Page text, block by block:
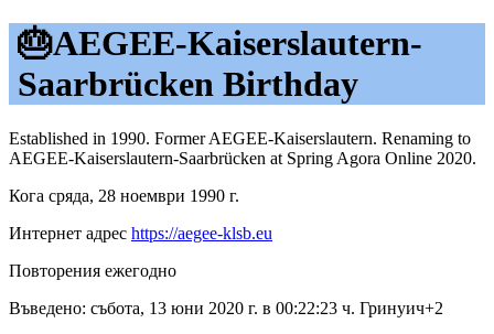
🎂AEGEE-Kaiserslautern-
Saarbrücken Birthday
Established in 1990. Former AEGEE-Kaiserslautern. Renaming to
AEGEE-Kaiserslautern-Saarbrücken at Spring Agora Online 2020.
Кога сряда, 28 ноември 1990 г.
Интернет адрес https://aegee-klsb.eu
Повторения ежегодно
Въведено: събота, 13 юни 2020 г. в 00:22:23 ч. Гринуич+2